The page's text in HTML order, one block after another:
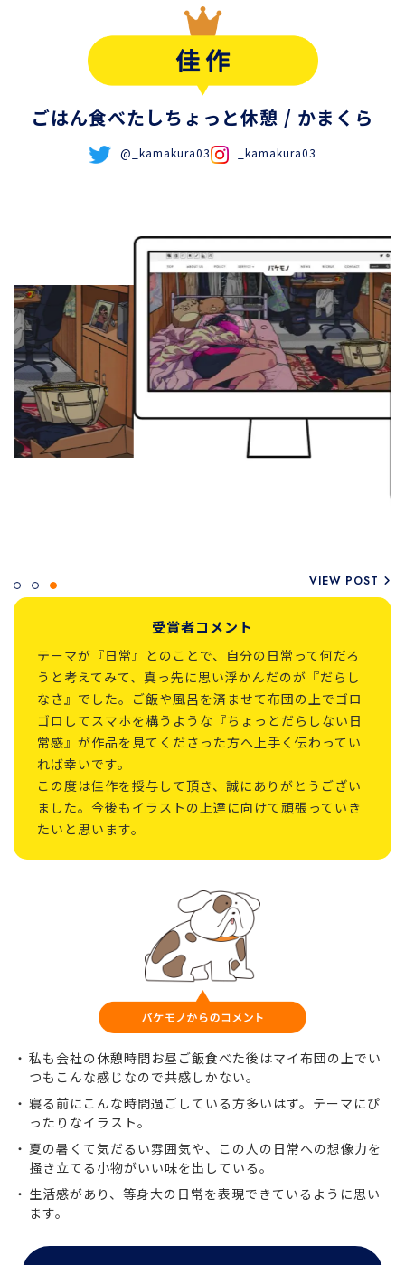
ごはん食べたしちょっと休憩 / かまくら
@_kamakura03 _kamakura03
VIEW POST
受賞者コメント
テーマが『日常』とのことで、自分の日常って何だろ
うと考えてみて、真っ先に思い浮かんだのが『だらし
なさ』でした。ご飯や風呂を済ませて布団の上でゴロ
ゴロしてスマホを構うような『ちょっとだらしない日
常感』が作品を見てくださった方へ上手く伝わってい
れば幸いです。
この度は佳作を授与して頂き、誠にありがとうござい
ました。今後もイラストの上達に向けて頑張っていき
たいと思います。
私も会社の休憩時間お昼ご飯食べた後はマイ布団の上でい
つもこんな感じなので共感しかない。
寝る前にこんな時間過ごしている方多いはず。テーマにぴ
ったりなイラスト。
夏の暑くて気だるい雰囲気や、この人の日常への想像力を
掻き立てる小物がいい味を出している。
生活感があり、等身大の日常を表現できているように思い
ます。